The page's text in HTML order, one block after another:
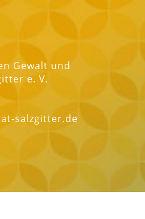
Gewalt und
e. V.
salzgitter.de